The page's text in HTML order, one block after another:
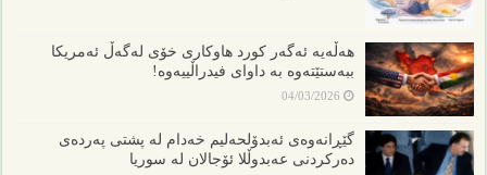
هەڵەیە ئەگەر کورد هاوکاری خۆی لەگەڵ ئەمریکا
ببەستێتەوە بە داوای فیدراڵییەوە!
04/03/2026
گێڕانەوەی ئەبدۆلحەلیم خەدام لە پشتی پەردەی
دەرکردنی عەبدوڵلا ئۆجالان لە سوریا